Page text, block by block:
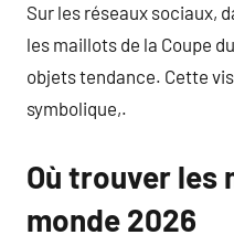
Sur les réseaux sociaux,
les maillots de la Coupe
objets tendance. Cette
symbolique,.
Où trouver les
monde 2026